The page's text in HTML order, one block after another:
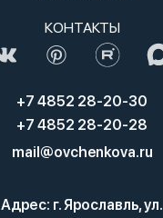
КОНТАКТЫ
+7 4852 28-20-30
+7 4852 28-20-28
mail@ovchenkova.ru
Адрес: г. Ярославль, ул.